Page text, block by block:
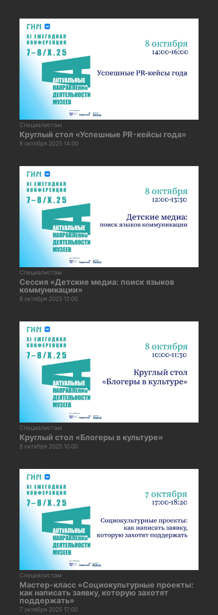
Специалистам
Круглый стол «Успешные PR-кейсы года»
8 октября 2025 14:00
Специалистам
Сессия «Детские медиа: поиск языков
коммуникации»
8 октября 2025 12:00
Специалистам
Круглый стол «Блогеры в культуре»
8 октября 2025 10:00
Специалистам
Мастер-класс «Социокультурные проекты:
как написать заявку, которую захотят
поддержать»
7 октября 2025 17:00